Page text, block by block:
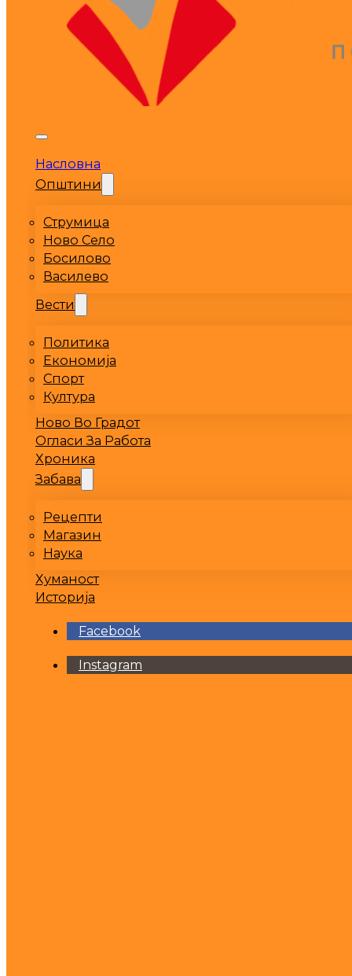
Насловна
Општини
Струмица
Ново Село
Босилово
Василево
Вести
Политика
Економија
Спорт
Култура
Ново Во Градот
Огласи За Работа
Хроника
Забава
Рецепти
Магазин
Наука
Хуманост
Историја
Facebook
Instagram